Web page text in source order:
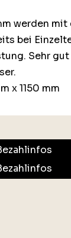
werden
bei
Sehr
x 1150 mm